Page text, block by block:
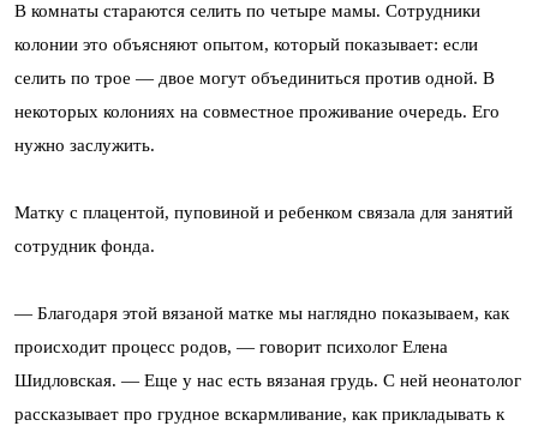
В комнаты стараются селить по четыре мамы. Сотрудники
колонии это объясняют опытом, который показывает: если
селить по трое — двое могут объединиться против одной. В
некоторых колониях на совместное проживание очередь. Его
нужно заслужить.
Матку с плацентой, пуповиной и ребенком связала для занятий
сотрудник фонда.
— Благодаря этой вязаной матке мы наглядно показываем, как
происходит процесс родов, — говорит психолог Елена
Шидловская. — Еще у нас есть вязаная грудь. С ней неонатолог
рассказывает про грудное вскармливание, как прикладывать к